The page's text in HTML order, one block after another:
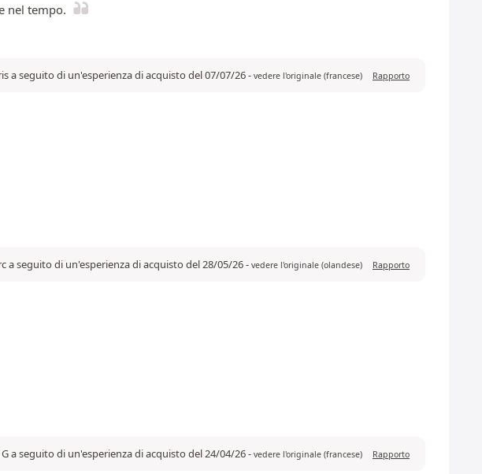
nel tempo.
a seguito di un'esperienza di acquisto del 07/07/26- vedere l'originale (francese) Rapporto
a seguito di un'esperienza di acquisto del 28/05/26- vedere l'originale (olandese) Rapporto
a seguito di un'esperienza di acquisto del 24/04/26- vedere l'originale (francese) Rapporto